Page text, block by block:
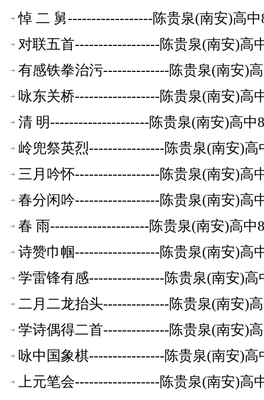
悼 二 舅------------------陈贵泉(南安)高
对联五首------------------陈贵泉(南安)高
有感铁拳治污--------------陈贵泉(南安)
咏东关桥------------------陈贵泉(南安)高
清 明---------------------陈贵泉(南安)高中
岭兜祭英烈----------------陈贵泉(南安)高
三月吟怀------------------陈贵泉(南安)高
春分闲吟------------------陈贵泉(南安)高
春 雨---------------------陈贵泉(南安)高中
诗赞巾帼------------------陈贵泉(南安)高
学雷锋有感----------------陈贵泉(南安)高
二月二龙抬头--------------陈贵泉(南安)
学诗偶得二首--------------陈贵泉(南安)
咏中国象棋----------------陈贵泉(南安)高
上元笔会------------------陈贵泉(南安)高